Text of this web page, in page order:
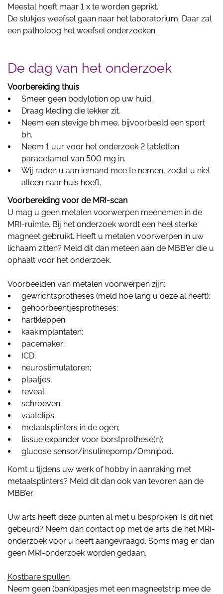
Meestal hoeft maar 1 x te worden geprikt.
De stukjes weefsel gaan naar het laboratorium. Daar zal
een patholoog het weefsel onderzoeken.
De dag van het onderzoek
Voorbereiding thuis
Smeer geen bodylotion op uw huid.
Draag kleding die lekker zit.
Neem een stevige bh mee, bijvoorbeeld een sport
bh.
Neem 1 uur voor het onderzoek 2 tabletten
paracetamol van 500 mg in.
Wij raden u aan iemand mee te nemen, zodat u niet
alleen naar huis hoeft.
Voorbereiding voor de MRI-scan
U mag u geen metalen voorwerpen meenemen in de
MRI-ruimte. Bij het onderzoek wordt een heel sterke
magneet gebruikt. Heeft u metalen voorwerpen in uw
lichaam zitten? Meld dit dan meteen aan de MBB'er die u
ophaalt voor het onderzoek.
Voorbeelden van metalen voorwerpen zijn:
gewrichtsprotheses (meld hoe lang u deze al heeft);
gehoorbeentjesprotheses;
hartkleppen;
kaakimplantaten;
pacemaker;
ICD;
neurostimulatoren;
plaatjes;
reveal;
schroeven;
vaatclips;
metaalsplinters in de ogen;
tissue expander voor borstprothese(n);
glucose sensor/insulinepomp/Omnipod.
Komt u tijdens uw werk of hobby in aanraking met
metaalsplinters? Meld dit dan ook van tevoren aan de
MBB’er.
Uw arts heeft deze punten al met u besproken. Is dit niet
gebeurd? Neem dan contact op met de arts die het MRI-
onderzoek voor u heeft aangevraagd. Soms mag er dan
geen MRI-onderzoek worden gedaan.
Kostbare spullen
Neem geen (bank)pasjes met een magneetstrip mee de